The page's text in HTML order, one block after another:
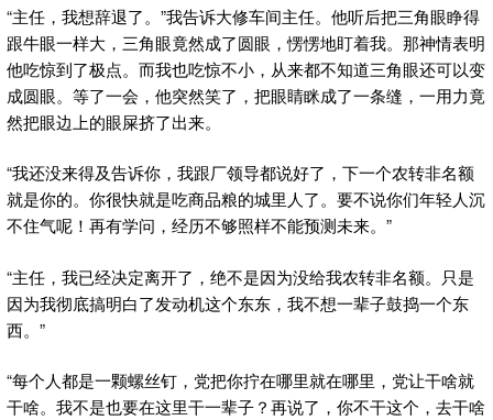
“主任，我想辞退了。”我告诉大修车间主任。 他听后把三角眼睁得
跟牛眼一样大，三角眼竟然成了圆眼，愣愣地盯着我。那神情表明
他吃惊到了极点。而我也吃惊不小，从来都不知道三角眼还可以变
成圆眼。等了一会，他突然笑了，把眼睛眯成了一条缝，一用力竟
然把眼边上的眼屎挤了出来。
“我还没来得及告诉你，我跟厂领导都说好了，下一个农转非名额
就是你的。你很快就是吃商品粮的城里人了。要不说你们年轻人沉
不住气呢！再有学问，经历不够照样不能预测未来。”
“主任，我已经决定离开了，绝不是因为没给我农转非名额。只是
因为我彻底搞明白了发动机这个东东，我不想一辈子鼓捣一个东
西。”
“每个人都是一颗螺丝钉，党把你拧在哪里就在哪里，党让干啥就
干啥。我不是也要在这里干一辈子？再说了，你不干这个，去干啥